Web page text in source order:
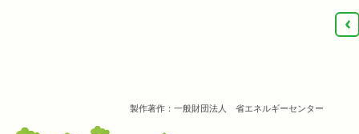
‹
製作著作：一般財団法人 省エネルギーセンター